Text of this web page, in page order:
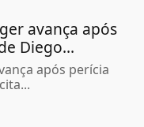
avança após
Diego...
após perícia